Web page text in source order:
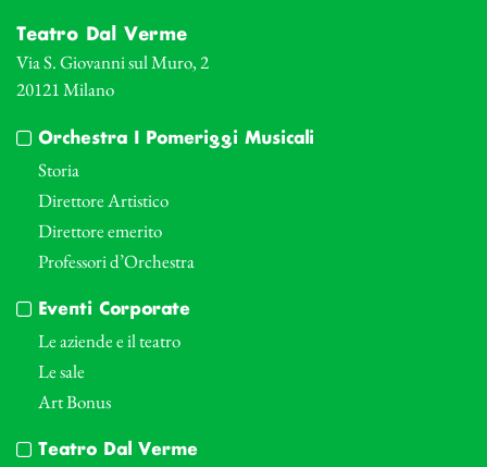
Teatro Dal Verme
Via S. Giovanni sul Muro, 2
20121 Milano
Orchestra I Pomeriggi Musicali
Storia
Direttore Artistico
Direttore emerito
Professori d’Orchestra
Eventi Corporate
Le aziende e il teatro
Le sale
Art Bonus
Teatro Dal Verme